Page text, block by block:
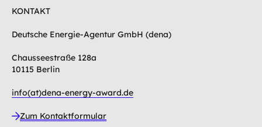
KONTAKT
Deutsche Energie-Agentur GmbH (dena)
Chausseestraße 128a
10115 Berlin
info(at)dena-energy-award.de
Zum Kontaktformular